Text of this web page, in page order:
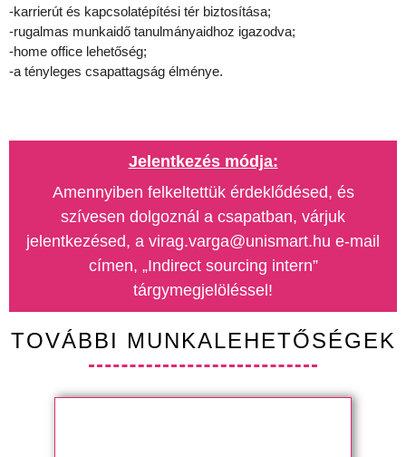
-karrierút és kapcsolatépítési tér biztosítása;
-rugalmas munkaidő tanulmányaidhoz igazodva;
-home office lehetőség;
-a tényleges csapattagság élménye.
Jelentkezés módja:
Amennyiben felkeltettük érdeklődésed, és
szívesen dolgoznál a csapatban, várjuk
jelentkezésed, a virag.varga@unismart.hu e-mail
címen, „Indirect sourcing intern”
tárgymegjelöléssel!
TOVÁBBI MUNKALEHETŐSÉGEK